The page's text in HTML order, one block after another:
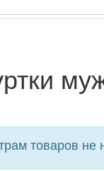
товаров не